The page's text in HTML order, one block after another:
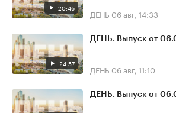
20:46 ДЕНЬ 06 авг, 14:33
24:57
ДЕНЬ. Выпуск от
ДЕНЬ 06 авг, 11:10
ДЕНЬ. Выпуск от